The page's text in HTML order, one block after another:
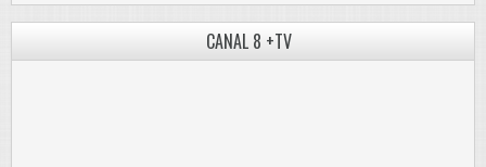
CANAL 8 +TV